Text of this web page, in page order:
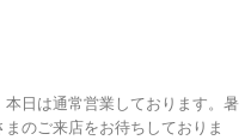
日は通常営業しております。暑
のご来店をお待ちしておりま